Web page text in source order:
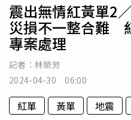
震出無情紅黃單2
災損不一整合難
專案處理
記者： 林榮芳
2024-04-30 06:00
紅單 黃單 地震